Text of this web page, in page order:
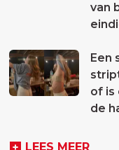
van
Een
of is
de
LEES MEER